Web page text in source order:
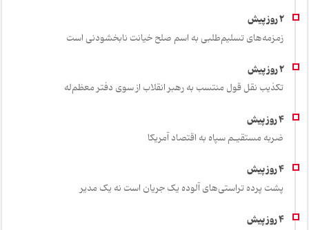
زمزمه‌های تسلیم‌طلبی به اسم صلح خیانت نابخشودنی است
تکذیب نقل قول منتسب به رهبر انقلاب از سوی دفتر معظم‌له
ضربه مستقیـم سپاه به اقتصاد آمر‌یکا
پشت پرده تراستی‌های آلوده یک جریان است نه یک مدیر